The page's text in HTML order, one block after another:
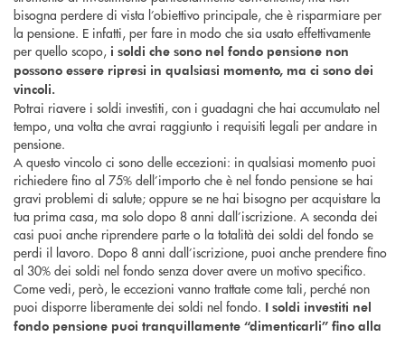
bisogna perdere di vista l’obiettivo principale, che è risparmiare per
la pensione. E infatti, per fare in modo che sia usato effettivamente
per quello scopo, i soldi che sono nel fondo pensione non
possono essere ripresi in qualsiasi momento, ma ci sono dei
vincoli.
Potrai riavere i soldi investiti, con i guadagni che hai accumulato nel
tempo, una volta che avrai raggiunto i requisiti legali per andare in
pensione.
A questo vincolo ci sono delle eccezioni: in qualsiasi momento puoi
richiedere fino al 75% dell’importo che è nel fondo pensione se hai
gravi problemi di salute; oppure se ne hai bisogno per acquistare la
tua prima casa, ma solo dopo 8 anni dall’iscrizione. A seconda dei
casi puoi anche riprendere parte o la totalità dei soldi del fondo se
perdi il lavoro. Dopo 8 anni dall’iscrizione, puoi anche prendere fino
al 30% dei soldi nel fondo senza dover avere un motivo specifico.
Come vedi, però, le eccezioni vanno trattate come tali, perché non
puoi disporre liberamente dei soldi nel fondo. I soldi investiti nel
fondo pensione puoi tranquillamente “dimenticarli” fino alla